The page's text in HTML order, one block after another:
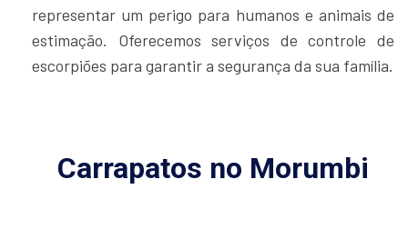
representar um perigo para humanos e animais de
estimação. Oferecemos serviços de controle de
escorpiões para garantir a segurança da sua família.
Carrapatos no Morumbi